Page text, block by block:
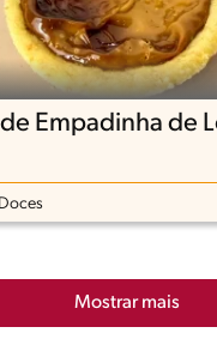
Empadinha de
Mostrar mais